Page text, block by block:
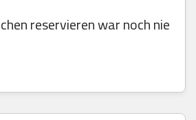
reservieren war noch nie